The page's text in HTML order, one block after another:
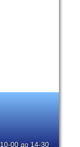
00 до 14-30